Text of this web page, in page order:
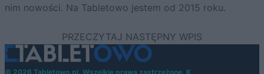
nim nowości. Na Tabletowo jestem od 2015 roku.
© 2026 Tabletowo.pl. Wszelkie prawa zastrzeżone. K